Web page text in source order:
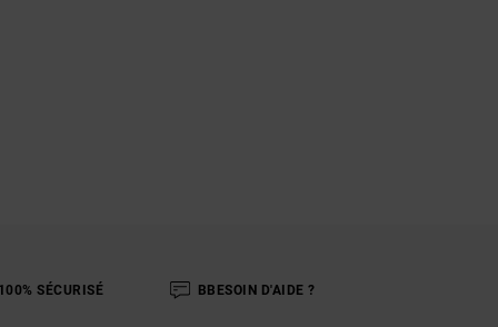
SÉCURISÉ BBESOIN D'AIDE ?